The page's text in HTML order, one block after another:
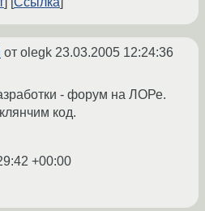
от olegk 23.03.2005 12:24:36
- форум на ЛОРе.
код.
+00:00